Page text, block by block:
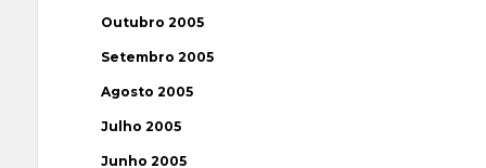
Outubro 2005
Setembro 2005
Agosto 2005
Julho 2005
Junho 2005